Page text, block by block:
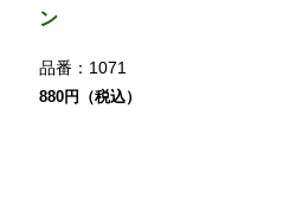
ン
品番： 1071
880円（税込）